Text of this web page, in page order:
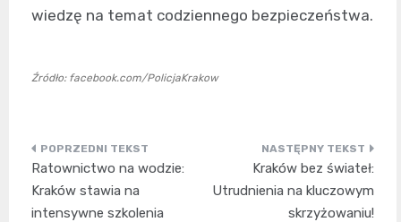
wiedzę na temat codziennego bezpieczeństwa.
Źródło: facebook.com/PolicjaKrakow
Nawigacja
wpisu
Ratownictwo na wodzie:
Kraków stawia na
intensywne szkolenia
Kraków bez świateł:
Utrudnienia na kluczowym
skrzyżowaniu!